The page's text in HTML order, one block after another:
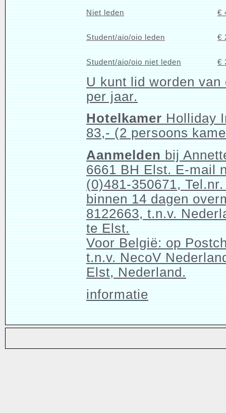
Niet leden €
Student/aio/oio leden €
Student/aio/oio niet leden €
U kuntlid wordenvan
per jaar.
HotelkamerHolliday
83,- (2 persoons
Aanmeldenbij
6661 BH Elst. E-mail
(0)481-350671,
binnen 14 dagen
8122663,t.n.v.
te Elst.
Voor België: op
t.n.v. NecoV
Elst, Nederland.
informatie